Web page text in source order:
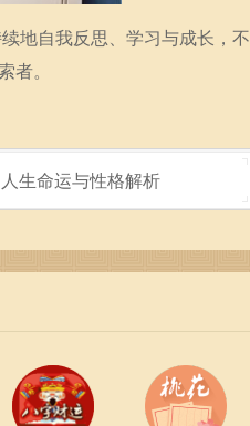
地自我反思、学习与成长，不
。
生命运与性格解析